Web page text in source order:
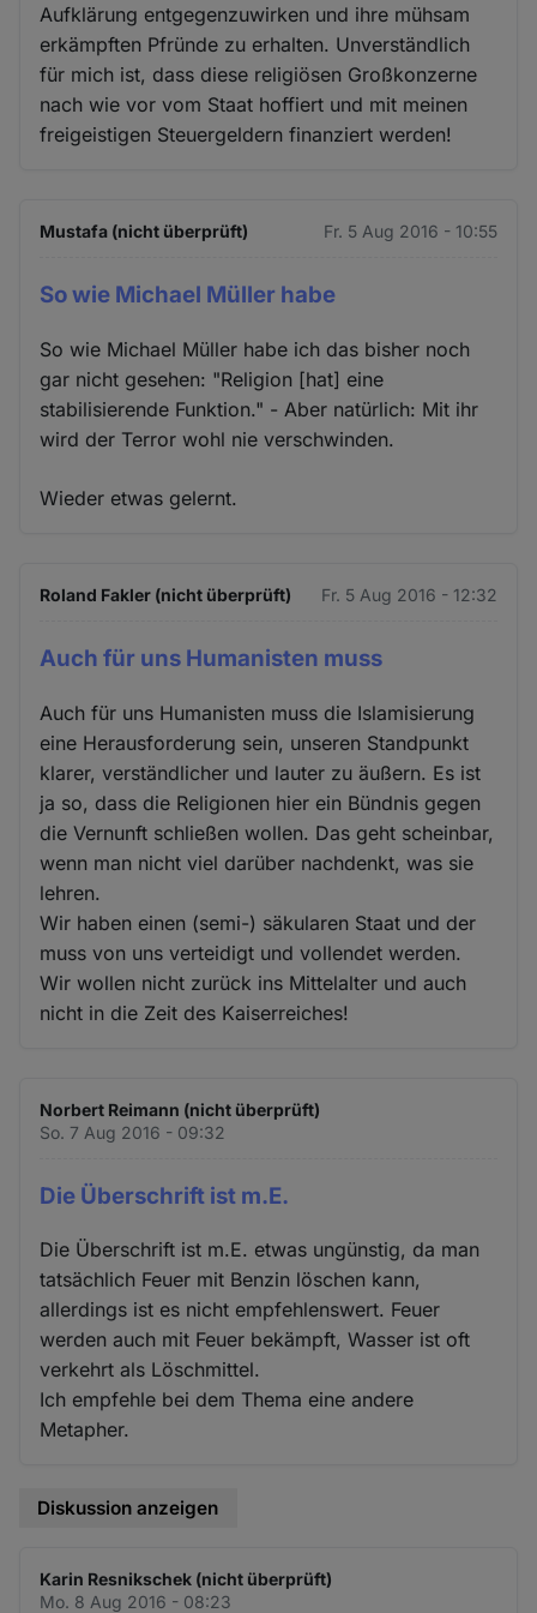
Aufklärung entgegenzuwirken und ihre mühsam
erkämpften Pfründe zu erhalten. Unverständlich
für mich ist, dass diese religiösen Großkonzerne
nach wie vor vom Staat hoffiert und mit meinen
freigeistigen Steuergeldern finanziert werden!
Mustafa (nicht überprüft) Fr. 5 Aug 2016 - 10:55
So wie Michael Müller habe
So wie Michael Müller habe ich das bisher noch
gar nicht gesehen: "Religion [hat] eine
stabilisierende Funktion." - Aber natürlich: Mit ihr
wird der Terror wohl nie verschwinden.
Wieder etwas gelernt.
Roland Fakler (nicht überprüft) Fr. 5 Aug 2016 - 12:32
Auch für uns Humanisten muss
Auch für uns Humanisten muss die Islamisierung
eine Herausforderung sein, unseren Standpunkt
klarer, verständlicher und lauter zu äußern. Es ist
ja so, dass die Religionen hier ein Bündnis gegen
die Vernunft schließen wollen. Das geht scheinbar,
wenn man nicht viel darüber nachdenkt, was sie
lehren.
Wir haben einen (semi-) säkularen Staat und der
muss von uns verteidigt und vollendet werden.
Wir wollen nicht zurück ins Mittelalter und auch
nicht in die Zeit des Kaiserreiches!
Norbert Reimann (nicht überprüft)
So. 7 Aug 2016 - 09:32
Die Überschrift ist m.E.
Die Überschrift ist m.E. etwas ungünstig, da man
tatsächlich Feuer mit Benzin löschen kann,
allerdings ist es nicht empfehlenswert. Feuer
werden auch mit Feuer bekämpft, Wasser ist oft
verkehrt als Löschmittel.
Ich empfehle bei dem Thema eine andere
Metapher.
Diskussion anzeigen
Karin Resnikschek (nicht überprüft)
Mo. 8 Aug 2016 - 08:23